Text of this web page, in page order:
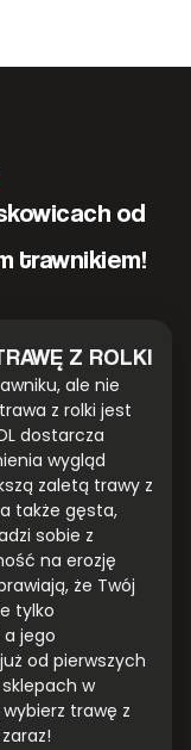
od
trawnikiem!
Z ROLKI
ale nie
z rolki jest
dostarcza
wygląd
zaletą trawy z
także gęsta,
sobie z
na erozję
że Twój
tylko
a jego
od pierwszych
w
trawę z